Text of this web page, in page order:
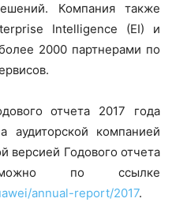
Компания также
Intelligence (EI) и
2000 партнерами по
отчета 2017 года
аудиторской компанией
версией Годового отчета
по ссылке
annual-report/2017.